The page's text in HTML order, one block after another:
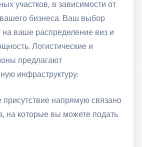
участков, в зависимости от
бизнеса. Ваш выбор
на ваше распределение виз и
Логистические и
предлагают
инфраструктуру:
напрямую связано
на которые вы можете подать